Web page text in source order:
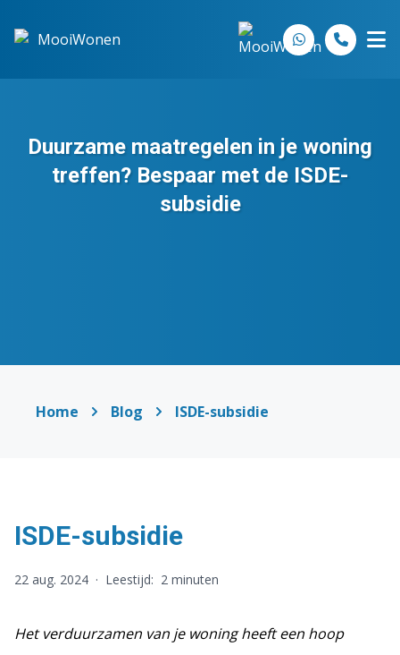
Duurzame maatregelen in je woning
treffen? Bespaar met de ISDE-
subsidie
Home Blog ISDE-subsidie
ISDE-subsidie
22 aug. 2024 · Leestijd: 2 minuten
Het verduurzamen van je woning heeft een hoop